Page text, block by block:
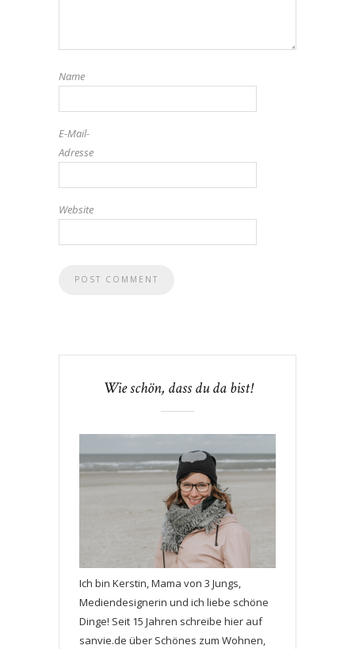
Name
E-Mail-
Adresse
Website
Wie schön, dass du da bist!
Ich bin Kerstin, Mama von 3 Jungs,
Mediendesignerin und ich liebe schöne
Dinge! Seit 15 Jahren schreibe hier auf
sanvie.de über Schönes zum Wohnen,